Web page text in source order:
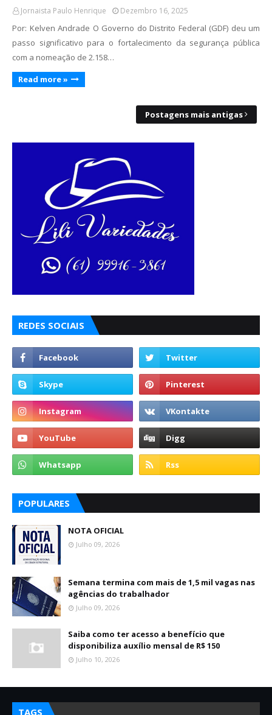
Jornaista Paulo Henrique Dezembro 16, 2025
Por: Kelven Andrade O Governo do Distrito Federal (GDF) deu um
passo significativo para o fortalecimento da segurança pública
com a nomeação de 2.158…
Read more »
Postagens mais antigas
REDES SOCIAIS
POPULARES
NOTA OFICIAL
Julho 09, 2026
Semana termina com mais de 1,5 mil vagas nas
agências do trabalhador
Julho 09, 2026
Saiba como ter acesso a benefício que
disponibiliza auxílio mensal de R$ 150
Julho 10, 2026
TAGS